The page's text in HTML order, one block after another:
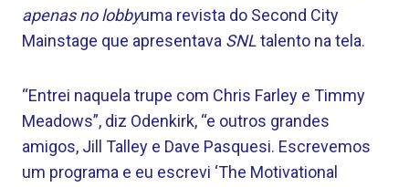
apenas no lobbyuma revista do Second City
Mainstage que apresentava SNLtalento na tela.
“Entrei naquela trupe com Chris Farley e Timmy
Meadows”, diz Odenkirk, “e outros grandes
amigos, Jill Talley e Dave Pasquesi. Escrevemos
um programa e eu escrevi ‘The Motivational